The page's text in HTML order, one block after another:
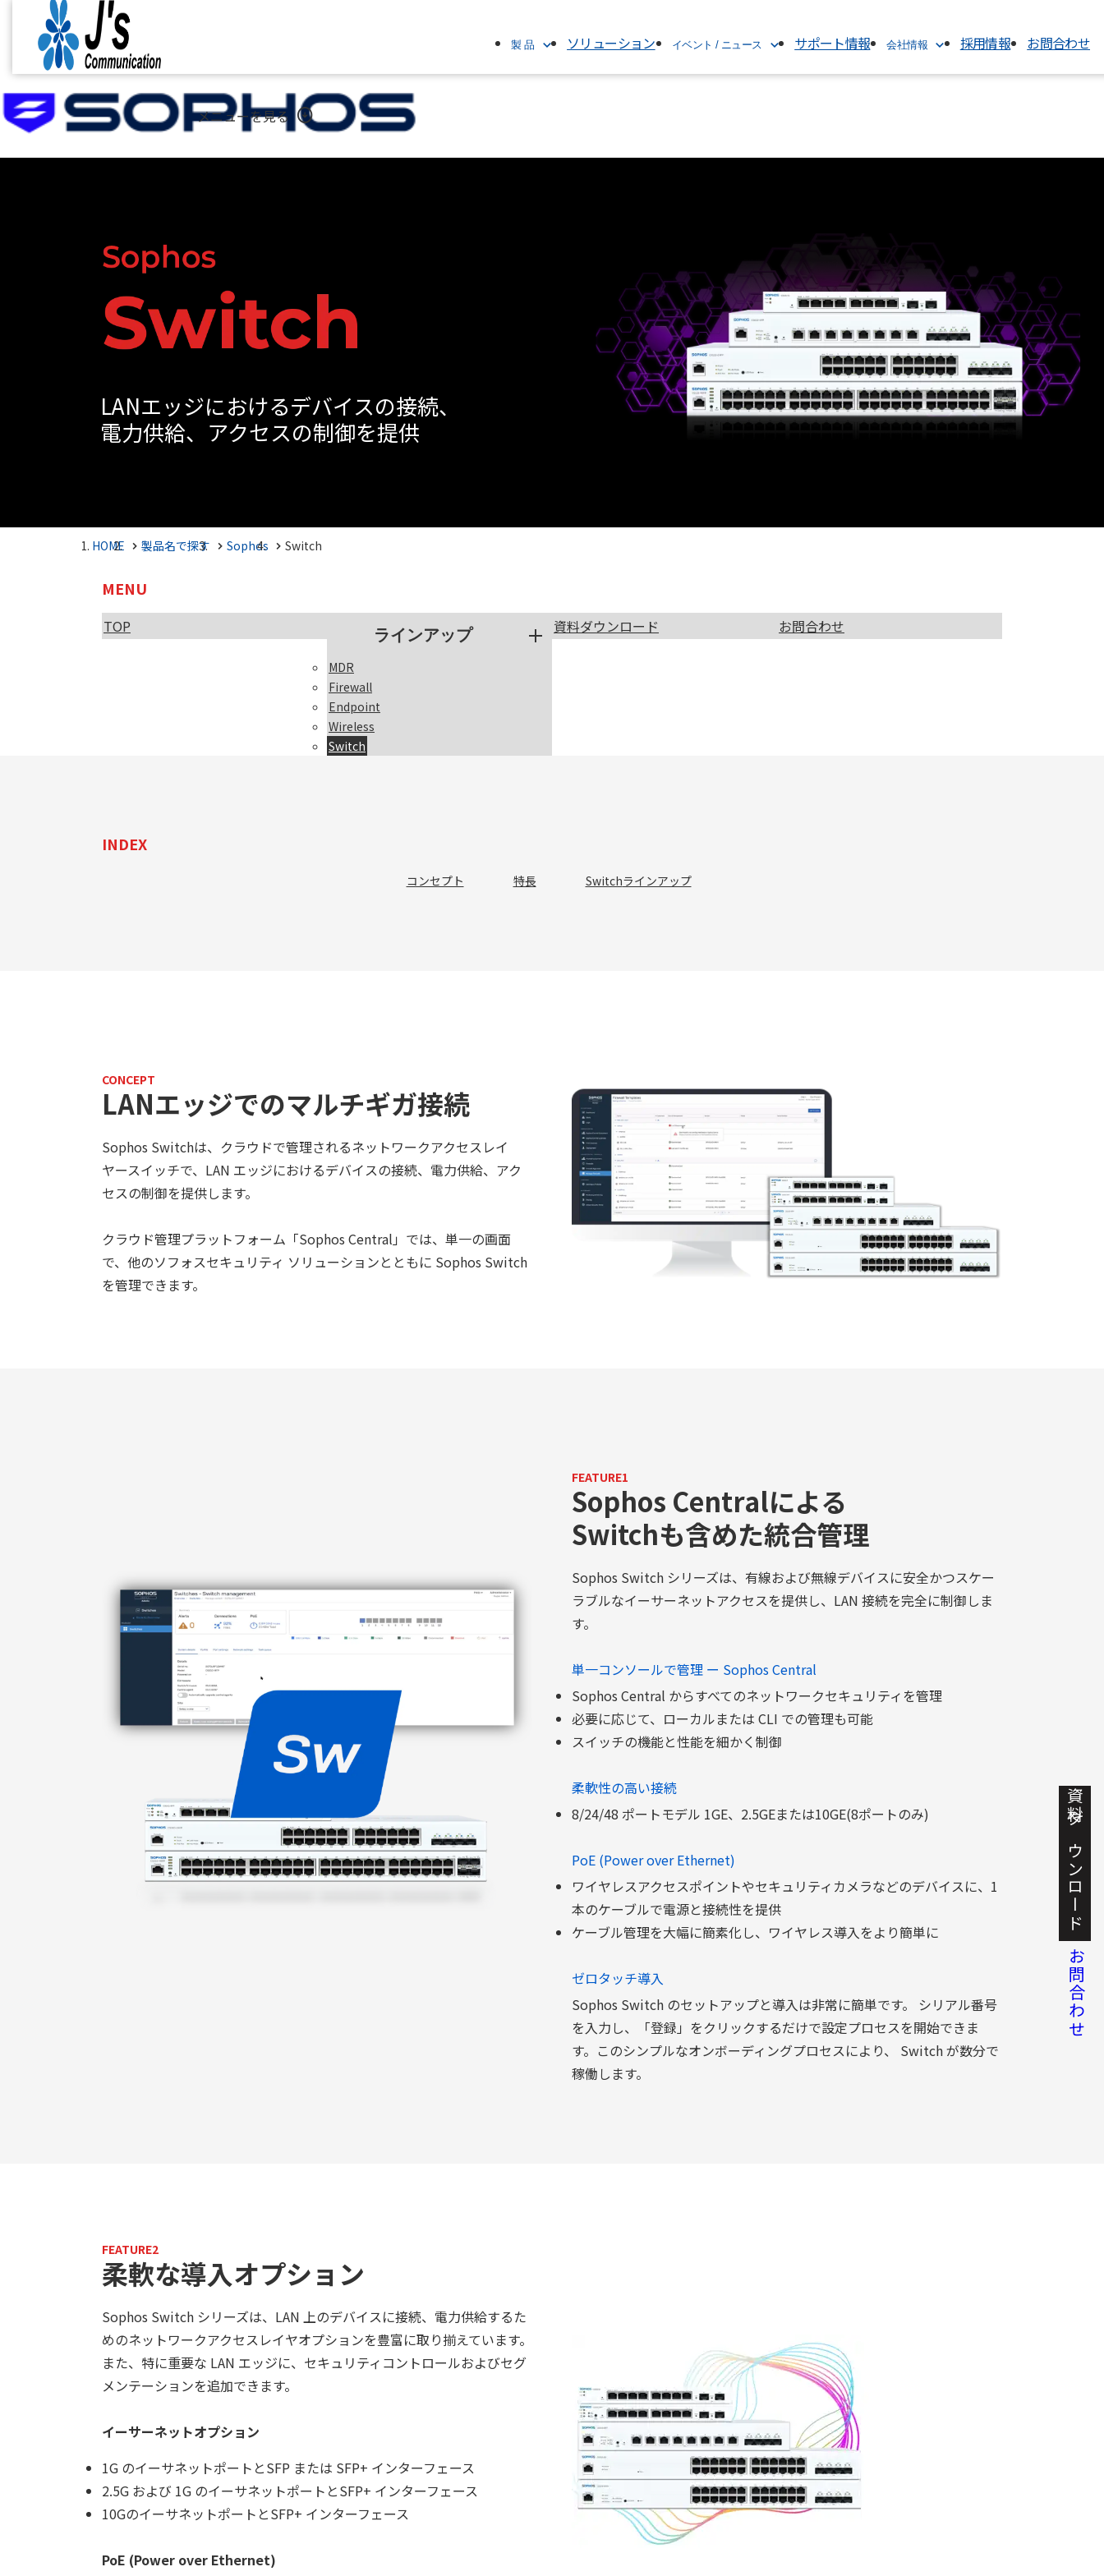
製 品
製品名で探す
ソリューション イベント / ニュース
すべて
サポート情報 会社情報
会社情報TOP
アクセス
グループ関連会社
採用情報 お問合わせ
メニューを見る arrow_circle_down
LANエッジにおけるデバイスの接続、
電力供給、アクセスの制御を提供
HOME 製品名で探す Sophos Switch
MENU
TOP ラインアップ
MDR
Firewall
Endpoint
Wireless
Switch
資料ダウンロード お問合わせ
INDEX
コンセプト 特長 Switchラインアップ
CONCEPT
LANエッジでのマルチギガ接続
Sophos Switchは、クラウドで管理されるネットワークアクセスレイ
ヤースイッチで、LAN エッジにおけるデバイスの接続、電力供給、アク
セスの制御を提供します。
クラウド管理プラットフォーム「Sophos Central」では、単一の画面
で、他のソフォスセキュリティ ソリューションとともに Sophos Switch
を管理できます。
FEATURE1
Sophos Centralによる
Switchも含めた統合管理
Sophos Switch シリーズは、有線および無線デバイスに安全かつスケー
ラブルなイーサーネットアクセスを提供し、LAN 接続を完全に制御しま
す。
単一コンソールで管理 ー Sophos Central
Sophos Central からすべてのネットワークセキュリティを管理
必要に応じて、ローカルまたは CLI での管理も可能
スイッチの機能と性能を細かく制御
柔軟性の高い接続
8/24/48 ポートモデル 1GE、2.5GEまたは10GE(8ポートのみ)
PoE (Power over Ethernet)
ワイヤレスアクセスポイントやセキュリティカメラなどのデバイスに、1
本のケーブルで電源と接続性を提供
ケーブル管理を大幅に簡素化し、ワイヤレス導入をより簡単に
ゼロタッチ導入
Sophos Switch のセットアップと導入は非常に簡単です。 シリアル番号
を入力し、「登録」をクリックするだけで設定プロセスを開始できま
す。このシンプルなオンボーディングプロセスにより、 Switch が数分で
稼働します。
FEATURE2
柔軟な導入オプション
Sophos Switch シリーズは、LAN 上のデバイスに接続、電力供給するた
めのネットワークアクセスレイヤオプションを豊富に取り揃えています。
また、特に重要な LAN エッジに、セキュリティコントロールおよびセグ
メンテーションを追加できます。
イーサーネットオプション
1G のイーサネットポートとSFP または SFP+ インターフェース
2.5G および 1G のイーサネットポートとSFP+ インターフェース
10GのイーサネットポートとSFP+ インターフェース
PoE (Power over Ethernet)
資料ダウンロード
お問合わせ